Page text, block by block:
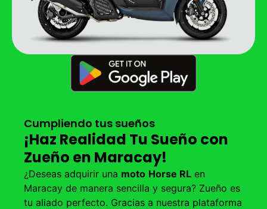
Cumpliendo tus sueños
¡Haz Realidad Tu Sueño con
Zueño en Maracay!
¿Deseas adquirir una moto Horse RL en
Maracay de manera sencilla y segura? Zueño es
tu aliado perfecto. Gracias a nuestra plataforma